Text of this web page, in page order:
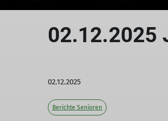
02.12.2025
02.12.2025
Berichte Senioren